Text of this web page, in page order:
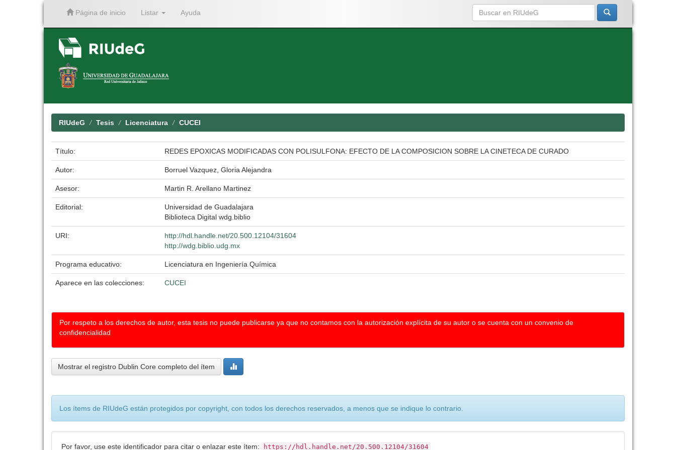
Página de inicio Listar Ayuda
RIUdeG Tesis Licenciatura CUCEI
Título: REDES EPOXICAS MODIFICADAS CON POLISULFONA: EFECTO DE LA COMPOSICION SOBRE LA CINETECA DE CURADO
Autor: Borruel Vazquez, Gloria Alejandra
Asesor: Martin R. Arellano Martinez
Editorial:
Universidad de Guadalajara
Biblioteca Digital wdg.biblio
URI:
http://hdl.handle.net/20.500.12104/31604
http://wdg.biblio.udg.mx
Programa educativo: Licenciatura en Ingeniería Química
Aparece en las colecciones: CUCEI
Por respeto a los derechos de autor, esta tesis no puede publicarse ya que no contamos con la autorización explícita de su autor o se cuenta con un convenio de
confidencialidad
Mostrar el registro Dublin Core completo del ítem
Los ítems de RIUdeG están protegidos por copyright, con todos los derechos reservados, a menos que se indique lo contrario.
Por favor, use este identificador para citar o enlazar este ítem: https://hdl.handle.net/20.500.12104/31604